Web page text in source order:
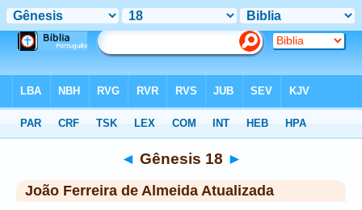
◄ Gênesis 18 ►
João Ferreira de Almeida Atualizada